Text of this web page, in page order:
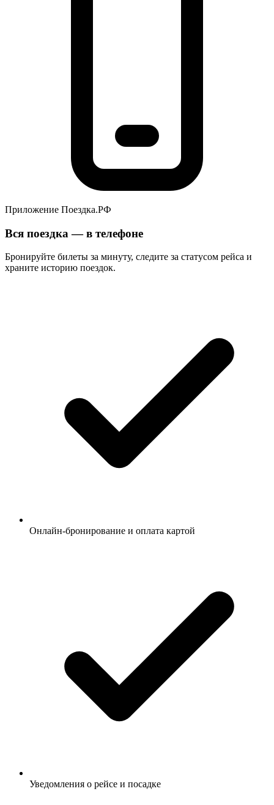
Приложение Поездка.РФ
Вся поездка — в телефоне
Бронируйте билеты за минуту, следите за статусом рейса и
храните историю поездок.
Онлайн-бронирование и оплата картой
Уведомления о рейсе и посадке